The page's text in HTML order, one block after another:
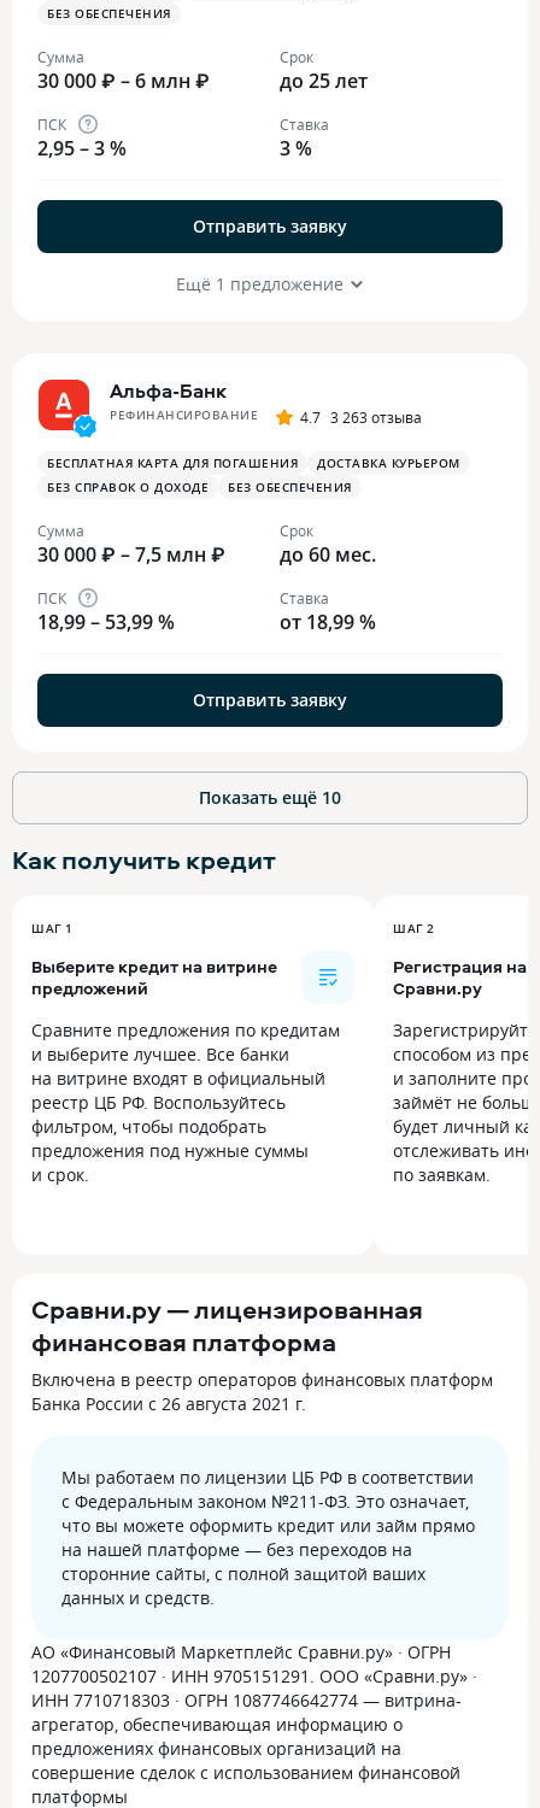
БЕЗ ОБЕСПЕЧЕНИЯ
Сумма
30 000 ₽ – 6 млн ₽
Срок
до 25 лет
ПСК
2,95 – 3 %
Ставка
3 %
Отправить заявку
Ещё 1 предложение
Альфа-Банк
РЕФИНАНСИРОВАНИЕ 4.7 3 263 отзыва
БЕСПЛАТНАЯ КАРТА ДЛЯ ПОГАШЕНИЯ
ДОСТАВКА КУРЬЕРОМ
БЕЗ СПРАВОК О ДОХОДЕ
БЕЗ ОБЕСПЕЧЕНИЯ
Сумма
30 000 ₽ – 7,5 млн ₽
Срок
до 60 мес.
ПСК
18,99 – 53,99 %
Ставка
от 18,99 %
Отправить заявку
Показать ещё 10
Как получить кредит
ШАГ 1
Выберите кредит на витрине
предложений
Сравните предложения по кредитам
и выберите лучшее. Все банки
на витрине входят в официальный
реестр ЦБ РФ. Воспользуйтесь
фильтром, чтобы подобрать
предложения под нужные суммы
и срок.
ШАГ 2
Регистрация на
Сравни.ру
способом из
и заполните
займёт не
будет личный
отслеживать
по заявкам.
Сравни.ру — лицензированная
финансовая платформа
Включена в реестр операторов финансовых платформ
Банка России с 26 августа 2021 г.
Мы работаем по лицензии ЦБ РФ в соответствии
с Федеральным законом №211-ФЗ. Это означает,
что вы можете оформить кредит или займ прямо
на нашей платформе — без переходов на
сторонние сайты, с полной защитой ваших
данных и средств.
АО «Финансовый Маркетплейс Сравни.ру» · ОГРН
1207700502107 · ИНН 9705151291. ООО «Сравни.ру» ·
ИНН 7710718303 · ОГРН 1087746642774 — витрина-
агрегатор, обеспечивающая информацию о
предложениях финансовых организаций на
совершение сделок с использованием финансовой
платформы